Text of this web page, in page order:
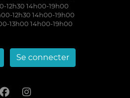
12h30 14h00-19h00
12h30 14h00-19h00
13h00 14h00-19h00
Se connecter